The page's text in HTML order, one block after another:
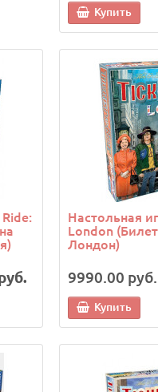
Купить
Настольная
London
Лондон)
9990.00 руб.
Купить